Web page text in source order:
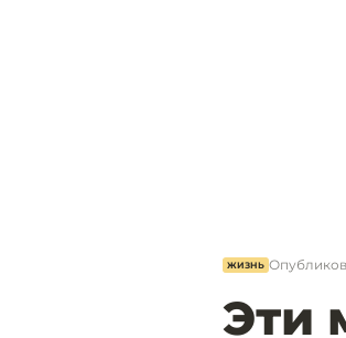
ЖИЗНЬ
Эти